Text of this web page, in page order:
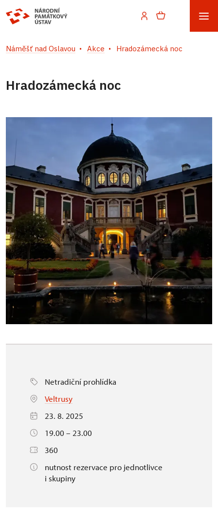
Náměšť nad Oslavou Akce Hradozámecká noc
Hradozámecká noc
Netradiční prohlídka
Veltrusy
23. 8. 2025
19.00 – 23.00
360
nutnost rezervace pro jednotlivce
i skupiny